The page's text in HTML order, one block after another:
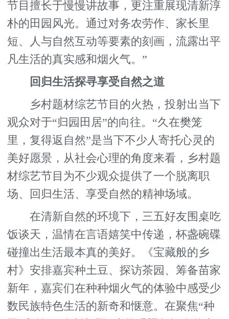
节目擅长于慢慢讲故事，更注重展现清新淳
朴的田园风光。通过对务农劳作、家长里
短、人与自然互动等要素的刻画，流露出平
凡生活的真实感和烟火气。”
回归生活探寻享受自然之道
乡村题材综艺节目的火热，投射出当下
观众对于“归园田居”的向往。“久在樊笼
里，复得返自然”是当下不少人寄托心灵的
美好愿景，从社会心理的角度来看，乡村题
材综艺节目为不少观众提供了一个脱离职
场、回归生活、享受自然的精神场域。
在清新自然的环境下，三五好友围桌吃
饭谈天，温情在言语嬉笑中传递，杯盏碗碟
碰撞出生活最本真的美好。《宝藏般的乡
村》安排嘉宾种土豆、探访茶园、筹备苗家
新年，嘉宾们在种种烟火气的体验中感受少
数民族特色生活的新奇和惬意。在聚焦“种